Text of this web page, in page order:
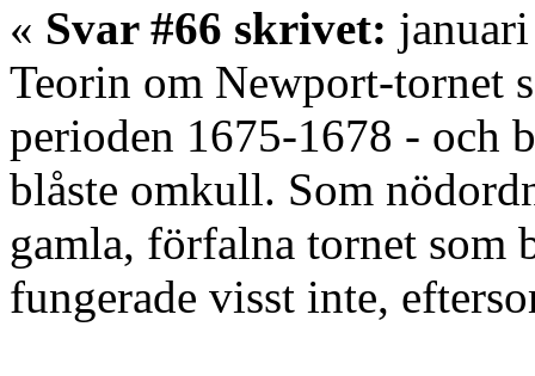
« Svar #66 skrivet:
Teorin om Newport-tornet
perioden 1675-1678 - och
blåste omkull. Som
gamla, förfalna tornet som
fungerade visst inte,